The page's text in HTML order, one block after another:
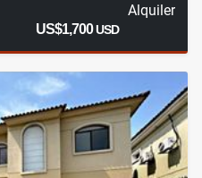
Alquiler
US$1,700USD